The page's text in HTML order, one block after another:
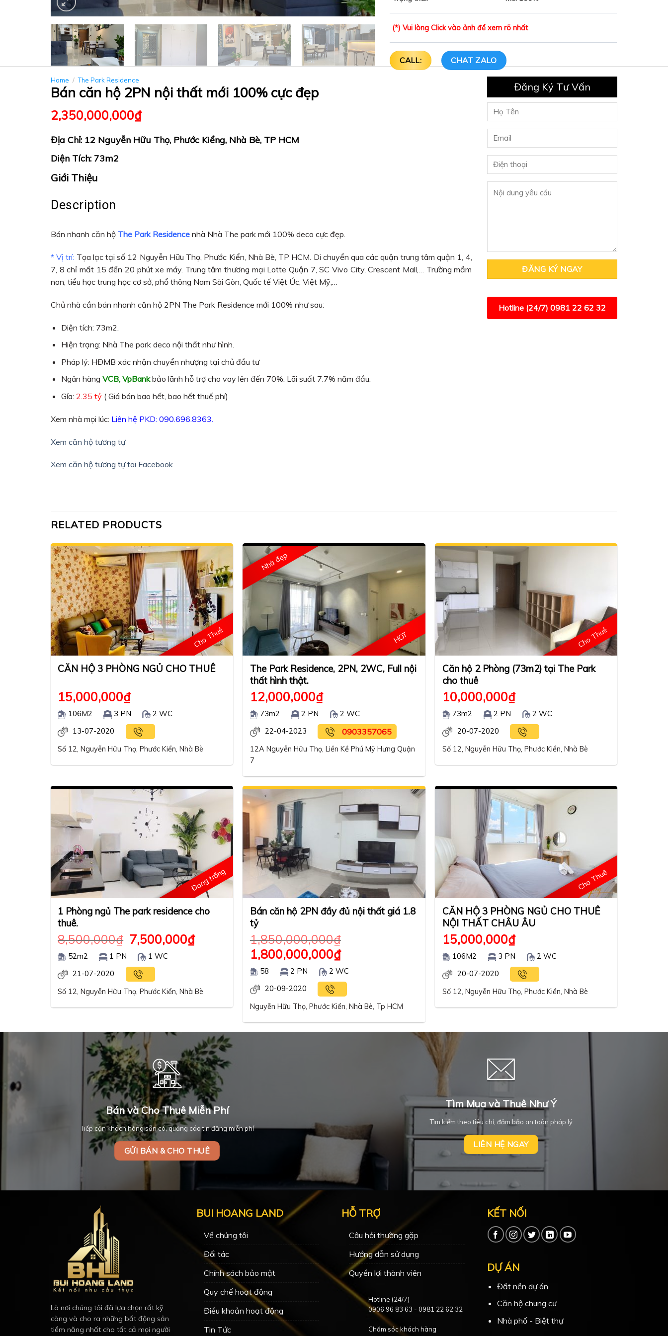
(*) Vui lòng Click vào ảnh để xem rõ nhất
CALL: CHAT ZALO
Home / The Park Residence
Bán căn hộ 2PN nội thất mới 100% cực đẹp
2,350,000,000₫
Địa Chỉ: 12 Nguyễn Hữu Thọ, Phước Kiểng, Nhà Bè, TP HCM
Diện Tích: 73m2
Giới Thiệu
Description
Bán nhanh căn hộ The Park Residence nhà Nhà The park mới 100% deco cực đẹp.
* Vị trí: Tọa lạc tại số 12 Nguyễn Hữu Thọ, Phước Kiển, Nhà Bè, TP HCM. Di chuyển qua các quận trung tâm quận 1, 4,
7, 8 chỉ mất 15 đến 20 phút xe máy. Trung tâm thương mại Lotte Quận 7, SC Vivo City, Crescent Mall,… Trường mầm
non, tiểu học trung học cơ sở, phổ thông Nam Sài Gòn, Quốc tế Việt Úc, Việt Mỹ,…
Chủ nhà cần bán nhanh căn hộ 2PN The Park Residence mới 100% như sau:
Diện tích: 73m2.
Hiện trạng: Nhà The park deco nội thất như hình.
Pháp lý: HĐMB xác nhận chuyển nhượng tại chủ đầu tư
Ngân hàng VCB, VpBankbảo lãnh hỗ trợ cho vay lên đến 70%. Lãi suất 7.7% năm đầu.
Gía: 2.35 tỷ( Giá bán bao hết, bao hết thuế phí)
Xem nhà mọi lúc: Liên hệ PKD: 090.696.8363.
Xem căn hộ tương tự
Xem căn hộ tương tự tai Facebook
Đăng Ký Tư Vấn
Hotline (24/7) 0981 22 62 32
RELATED PRODUCTS
Cho Thuê
CĂN HỘ 3 PHÒNG NGỦ CHO THUÊ
15,000,000₫
106M2 3 PN
2 WC
13-07-2020
Số 12, Nguyễn Hữu Thọ, Phước Kiển, Nhà Bè
HOT
Nhà đẹp
The Park Residence, 2PN, 2WC, Full nội
thất hình thật.
12,000,000₫
73m2 2 PN
2 WC
22-04-2023
0903357065
12A Nguyễn Hữu Thọ, Liền Kề Phú Mỹ Hưng Quận
7
Cho Thuê
Căn hộ 2 Phòng (73m2) tại The Park
cho thuê
10,000,000₫
73m2 2 PN
2 WC
20-07-2020
Số 12, Nguyễn Hữu Thọ, Phước Kiển, Nhà Bè
Đang trống
1 Phòng ngủ The park residence cho
thuê.
8,500,000₫ 7,500,000₫
52m2 1 PN
1 WC
21-07-2020
Số 12, Nguyễn Hữu Thọ, Phước Kiển, Nhà Bè
Bán căn hộ 2PN đầy đủ nội thất giá 1.8
tỷ
1,850,000,000₫
1,800,000,000₫
58 2 PN
2 WC
20-09-2020
Nguyễn Hữu Thọ, Phước Kiển, Nhà Bè, Tp HCM
Cho Thuê
CĂN HỘ 3 PHÒNG NGỦ CHO THUÊ
NỘI THẤT CHÂU ÂU
15,000,000₫
106M2 3 PN
2 WC
20-07-2020
Số 12, Nguyễn Hữu Thọ, Phước Kiển, Nhà Bè
Bán và Cho Thuê Miễn Phí
Tiếp cận khách hàng sẵn có, quảng cáo tin đăng miễn phí
GỬI BÁN & CHO THUÊ
Tìm Mua và Thuê Như Ý
Tìm kiếm theo tiêu chí, đảm bảo an toàn pháp lý
LIÊN HỆ NGAY
Là nơi chúng tôi đã lựa chọn rất kỹ
càng và cho ra những bất động sản
tiềm năng nhất cho tất cả mọi người
BUI HOANG LAND
Về chúng tôi
Đối tác
Chính sách bảo mật
Quy chế hoạt động
Điều khoản hoạt động
Tin Tức
HỖ TRỢ
Câu hỏi thường gặp
Hướng dẫn sử dụng
Quyền lợi thành viên
Hotline (24/7)
0906 96 83 63 - 0981 22 62 32
Chăm sóc khách hàng
KẾT NỐI
DỰ ÁN
Đất nền dự án
Căn hộ chung cư
Nhà phố - Biệt thự